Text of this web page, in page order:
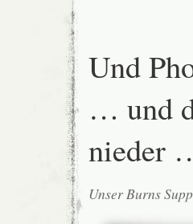
Und
… und
nieder
Unser Burns